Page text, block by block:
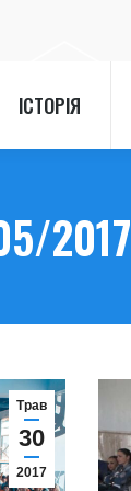
ІСТОРІЯ
2017
Трав
30
2017